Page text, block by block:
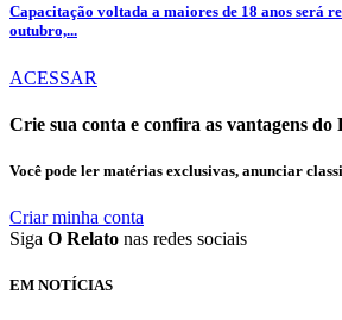
Capacitação voltada a maiores de 18 anos será
outubro,...
ACESSAR
Crie sua conta e confira as vantagens do
Você pode ler matérias exclusivas, anunciar
Criar minha conta
Siga O Relato nas redes sociais
EM NOTÍCIAS